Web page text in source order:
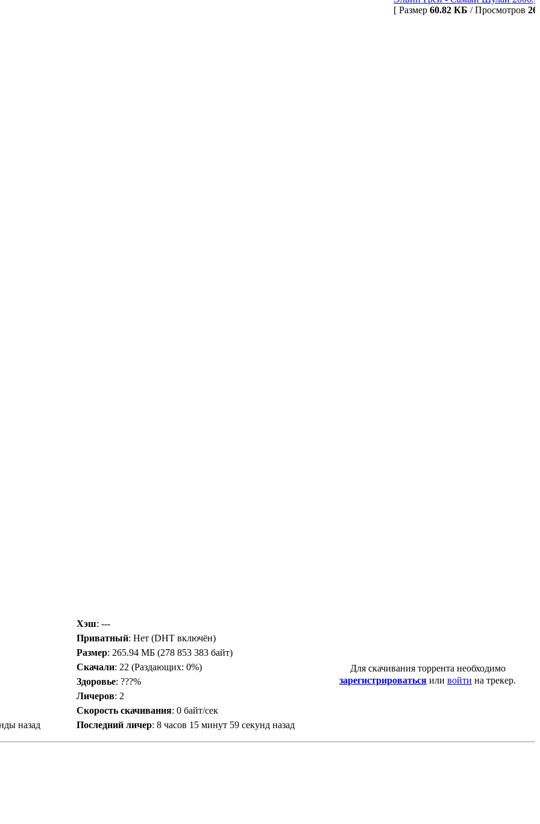
[ Размер 60.82 КБ / Просмотров
Хэш: ---
Приватный: Нет (DHT включён)
Размер: 265.94 МБ (278 853 383 байт)
Скачали: 22 (Раздающих: 0%)
Здоровье: ???%
Личеров: 2
Скорость скачивания: 0 байт/сек
назад
Последний личер: 8 часов 15 минут 59 секунд назад
Для скачивания торрента необходимо
зарегистрироваться или войти на трекер.